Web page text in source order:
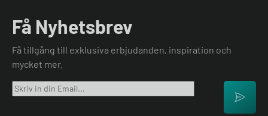
Få Nyhetsbrev
Få tillgång till exklusiva erbjudanden, inspiration och
mycket mer.